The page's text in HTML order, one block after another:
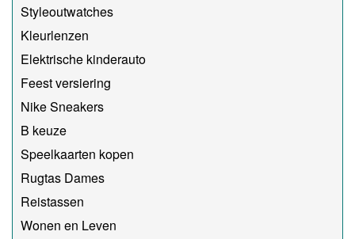
Styleoutwatches
Kleurlenzen
Elektrische kinderauto
Feest versiering
Nike Sneakers
B keuze
Speelkaarten kopen
Rugtas Dames
Reistassen
Wonen en Leven